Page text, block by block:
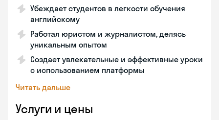
Убеждает студентов в легкости обучения
английскому
Работал юристом и журналистом, делясь
уникальным опытом
Создает увлекательные и эффективные уроки
с использованием платформы
Читать дальше
Услуги и цены